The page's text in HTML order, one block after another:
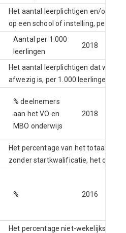
Het aantal leerplichtigen en/of
op een school of instelling, per
Aantal per 1.000
leerlingen
2018
Het aantal leerplichtigen dat wel
afwezig is, per 1.000 leerlingen.
% deelnemers
aan het VO en
MBO onderwijs
2018
Het percentage van het totaal
zonder startkwalificatie, het
% 2016
Het percentage niet-wekelijks